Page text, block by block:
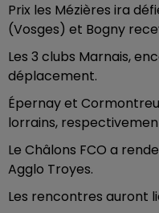
Prix les Mézières ira
(Vosges) et Bogny
Les 3 clubs Marnais,
déplacement.
Épernay et
lorrains,
Le Châlons FCO a
Agglo Troyes.
Les rencontres auront